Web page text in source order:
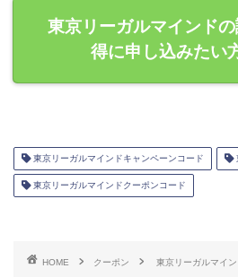
東京リーガルマインド
得に申し込みたい
東京リーガルマインドキャンペーンコード
東京リーガルマインドクーポンコード
HOME クーポン 東京リーガルマイ